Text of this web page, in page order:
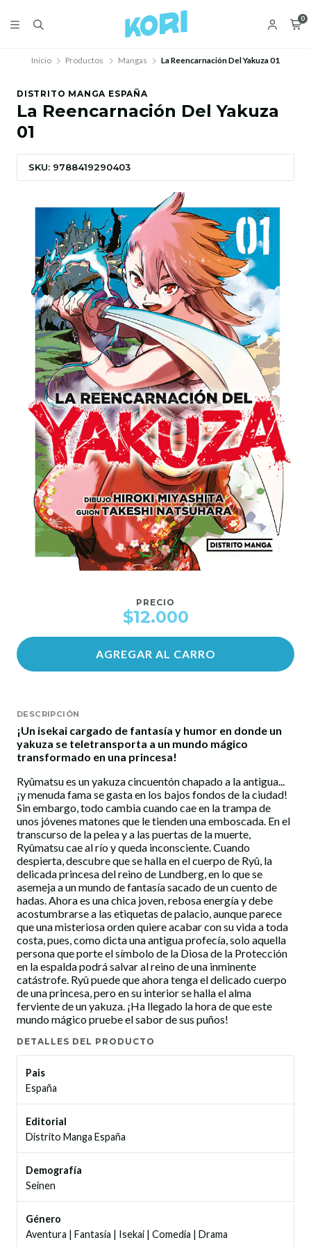
0
Inicio Productos Mangas La Reencarnación Del Yakuza 01
DISTRITO MANGA ESPAÑA
La Reencarnación Del Yakuza
01
SKU: 9788419290403
PRECIO
$12.000
AGREGAR AL CARRO
DESCRIPCIÓN
¡Un isekai cargado de fantasía y humor en donde un
yakuza se teletransporta a un mundo mágico
transformado en una princesa!
Ryûmatsu es un yakuza cincuentón chapado a la antigua...
¡y menuda fama se gasta en los bajos fondos de la ciudad!
Sin embargo, todo cambia cuando cae en la trampa de
unos jóvenes matones que le tienden una emboscada. En el
transcurso de la pelea y a las puertas de la muerte,
Ryûmatsu cae al río y queda inconsciente. Cuando
despierta, descubre que se halla en el cuerpo de Ryû, la
delicada princesa del reino de Lundberg, en lo que se
asemeja a un mundo de fantasía sacado de un cuento de
hadas. Ahora es una chica joven, rebosa energía y debe
acostumbrarse a las etiquetas de palacio, aunque parece
que una misteriosa orden quiere acabar con su vida a toda
costa, pues, como dicta una antigua profecía, solo aquella
persona que porte el símbolo de la Diosa de la Protección
en la espalda podrá salvar al reino de una inminente
catástrofe. Ryû puede que ahora tenga el delicado cuerpo
de una princesa, pero en su interior se halla el alma
ferviente de un yakuza. ¡Ha llegado la hora de que este
mundo mágico pruebe el sabor de sus puños!
DETALLES DEL PRODUCTO
Pais
España
Editorial
Distrito Manga España
Demografía
Seinen
Género
Aventura | Fantasía | Isekai | Comedia | Drama